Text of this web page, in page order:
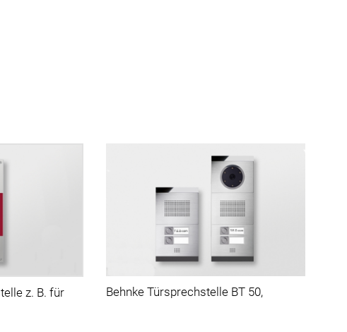
z. B. für
Behnke Türsprechstelle BT 50,